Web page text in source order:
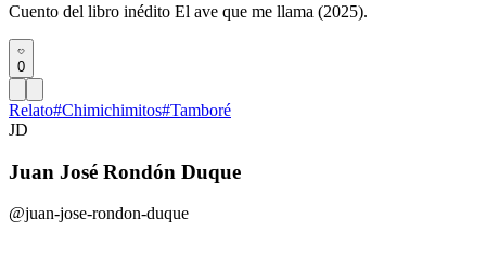
Cuento del libro inédito El ave que me llama (2025).
0
Relato#Chimichimitos#Tamboré
JD
Juan José Rondón Duque
@juan-jose-rondon-duque